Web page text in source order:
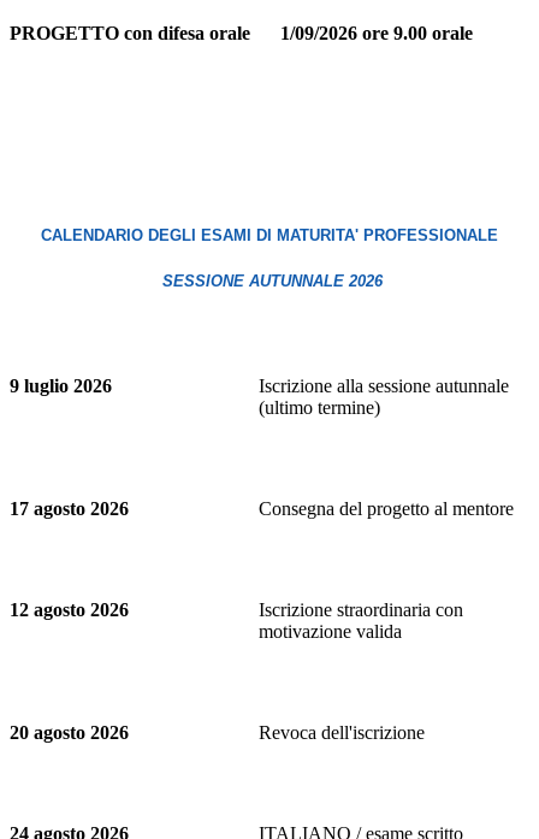
PROGETTO con difesa orale 1/09/2026 ore 9.00 orale
CALENDARIO DEGLI ESAMI DI MATURITA' PROFESSIONALE
SESSIONE AUTUNNALE 2026
9 luglio 2026
Iscrizione alla sessione autunnale
(ultimo termine)
17 agosto 2026 Consegna del progetto al mentore
12 agosto 2026
Iscrizione straordinaria con
motivazione valida
20 agosto 2026 Revoca dell'iscrizione
24 agosto 2026 ITALIANO / esame scritto